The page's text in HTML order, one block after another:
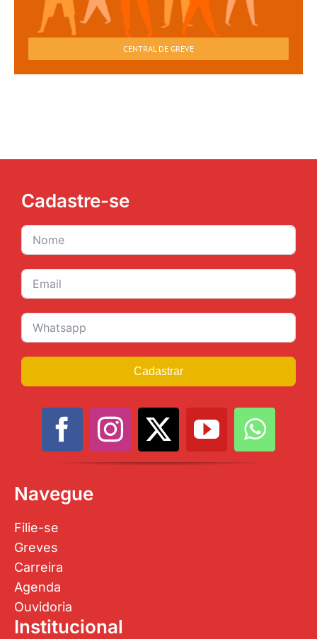
CENTRAL DE GREVE
Cadastre-se
Cadastrar
Navegue
Filie-se
Greves
Carreira
Agenda
Ouvidoria
Institucional